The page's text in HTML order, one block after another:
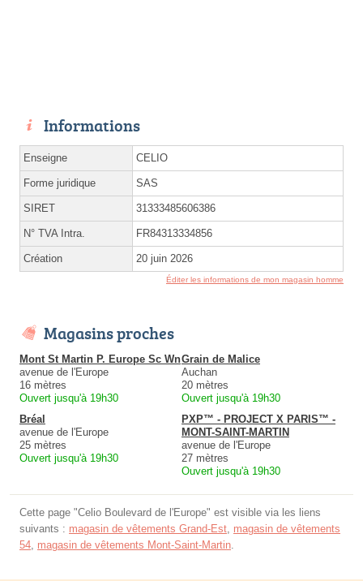
Informations
Enseigne CELIO
Forme juridique SAS
SIRET 31333485606386
N° TVA Intra. FR84313334856
Création 20 juin 2026
Éditer les informations de mon magasin homme
Magasins proches
Mont St Martin P. Europe Sc Wn
avenue de l'Europe
16 mètres
Ouvert jusqu'à 19h30
Grain de Malice
Auchan
20 mètres
Ouvert jusqu'à 19h30
Bréal
avenue de l'Europe
25 mètres
Ouvert jusqu'à 19h30
PXP™ - PROJECT X PARIS™ -
MONT-SAINT-MARTIN
avenue de l'Europe
27 mètres
Ouvert jusqu'à 19h30
Cette page "Celio Boulevard de l'Europe" est visible via les liens
suivants : magasin de vêtements Grand-Est magasin de vêtements
54 magasin de vêtements Mont-Saint-Martin